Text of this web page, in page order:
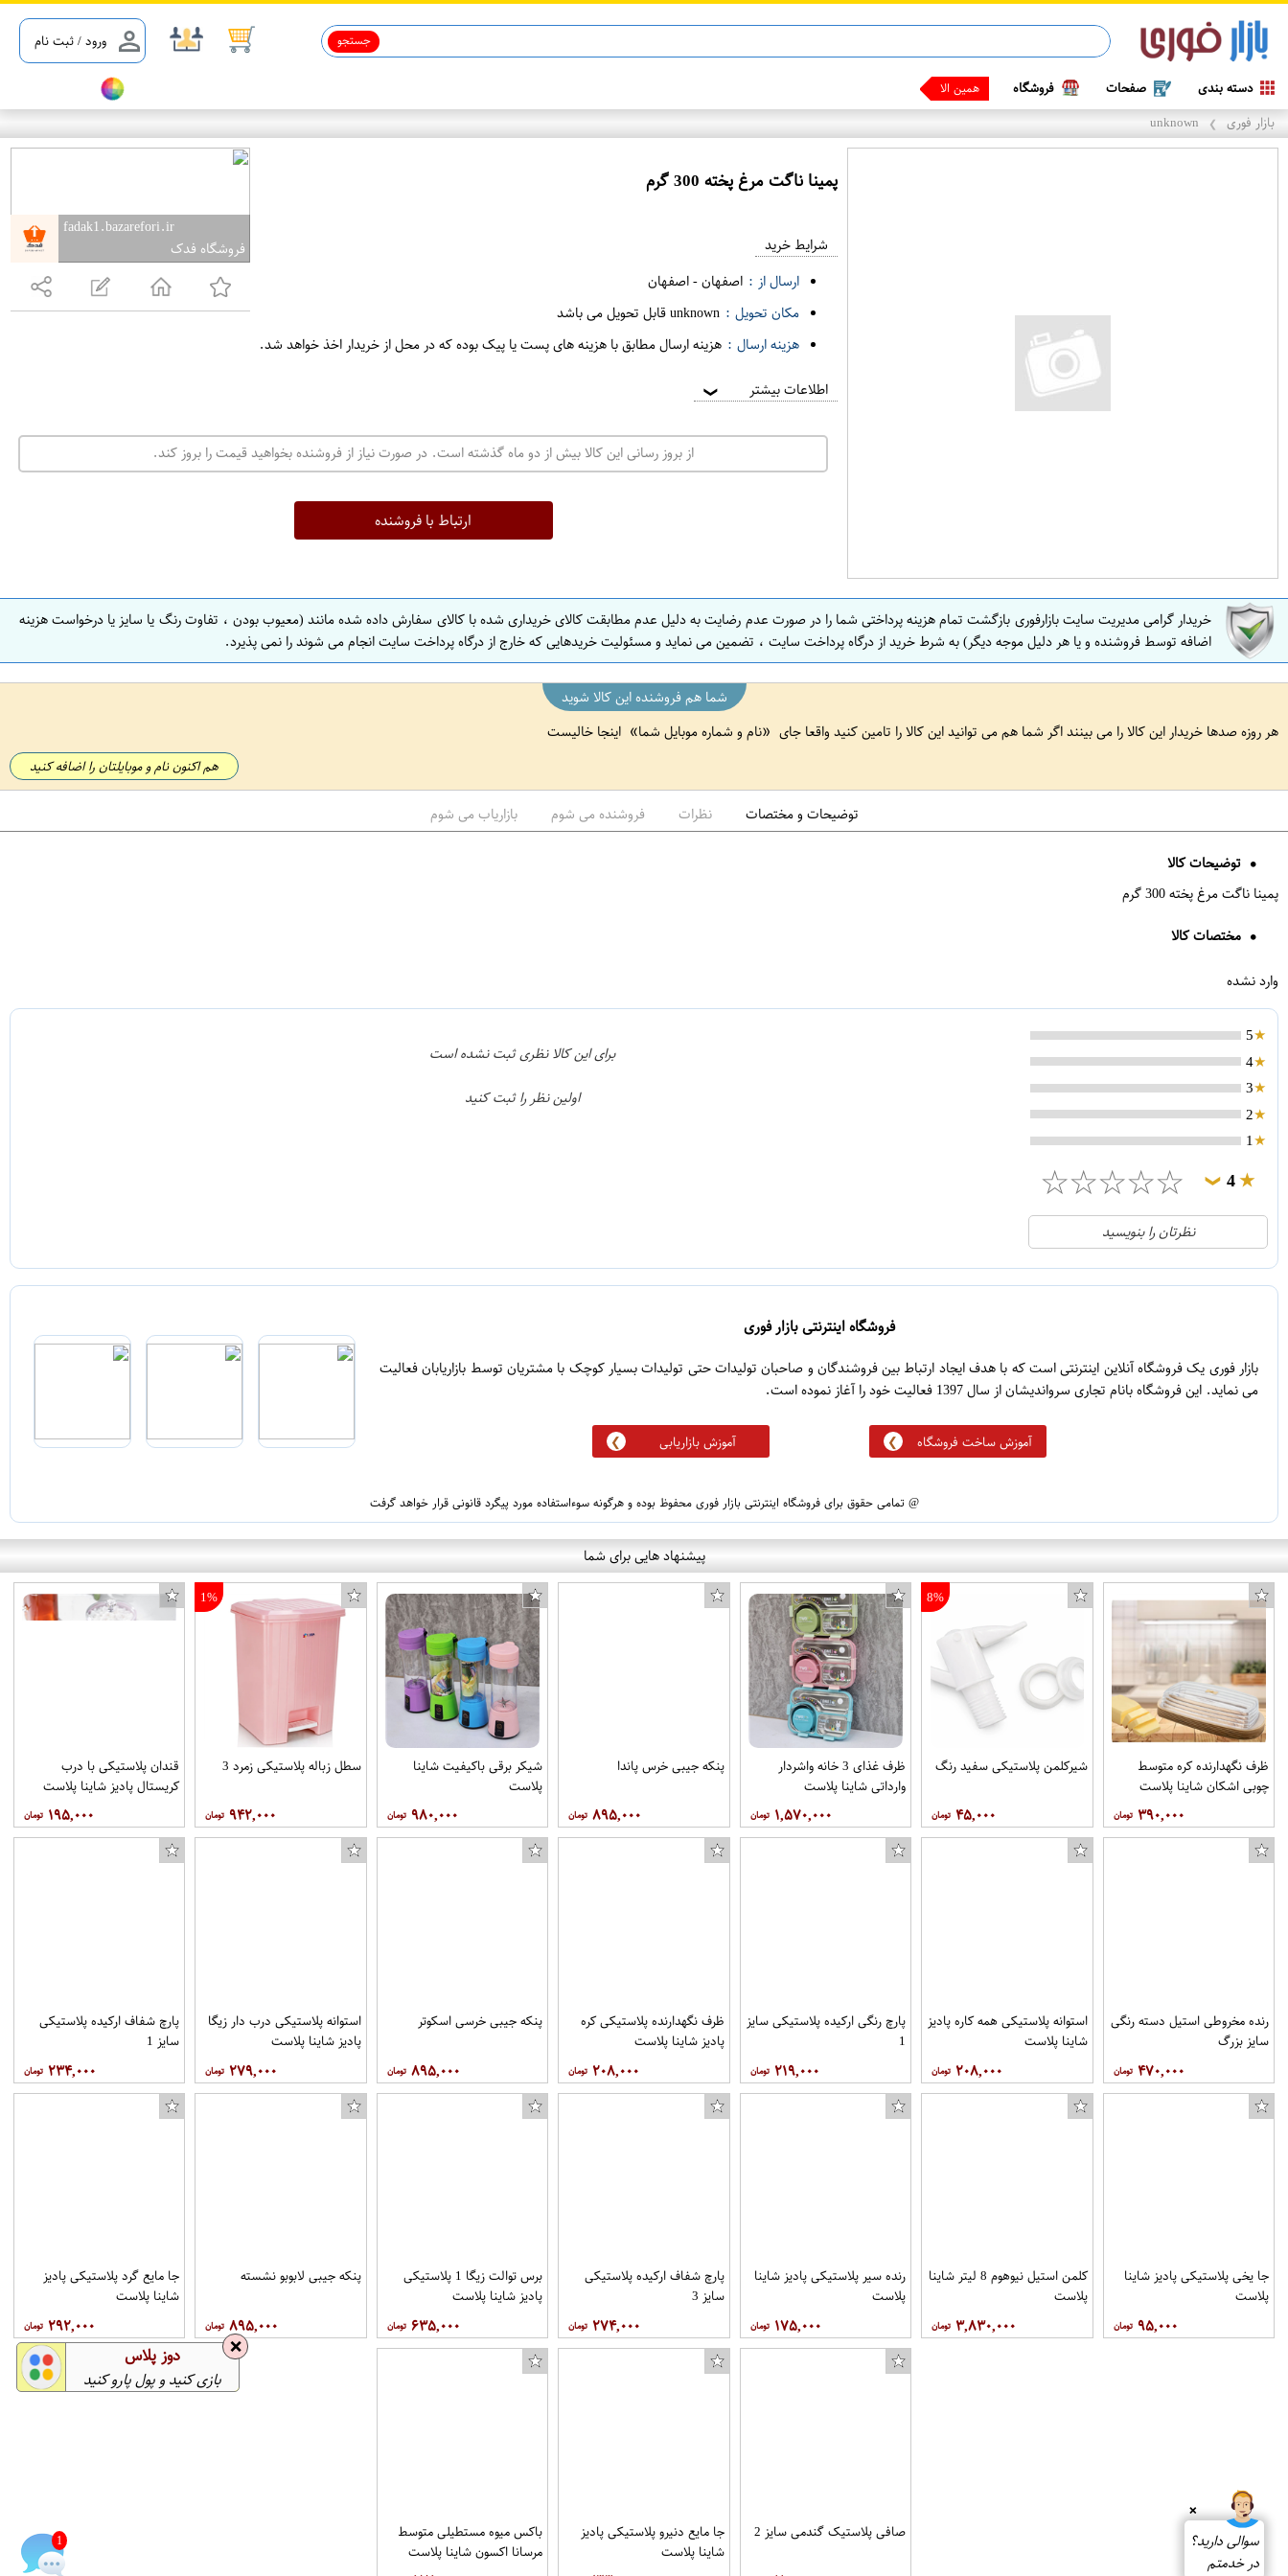
ورود / ثبت نام جستجو
دسته بندی صفحات فروشگاه همین الان وقتشه
بازار فوری ❯
unknown
fadak1.bazarefori.ir
فروشگاه فدک
پمينا ناگت مرغ پخته 300 گرم
ف
ر
ت
ه
ص
ف
ه
ا
ن
ا
ف
ه
شرایط خرید
ارسال از : اصفهان-اصفهان
مکان تحویل : unknown قابل تحویل می باشد
هزینه ارسال : هزینه ارسال مطابق با هزینه های پست یا پیک بوده که در محل از خریدار اخذ خواهد شد.
اطلاعات بیشتر ❯
از بروز رسانی این کالا بیش از دو ماه گذشته است. در صورت نیاز از فروشنده بخواهید قیمت را بروز کند.
ارتباط با فروشنده
خریدار گرامی مدیریت سایت بازارفوری بازگشت تمام هزینه پرداختی شما را در صورت عدم رضایت به دلیل عدم مطابقت کالای خریداری شده با کالای سفارش داده شده مانند (معیوب بودن ، تفاوت رنگ یا سایز یا درخواست هزینه
اضافه توسط فروشنده و یا هر دلیل موجه دیگر) به شرط خرید از درگاه پرداخت سایت ، تضمین می نماید و مسئولیت خریدهایی که خارج از درگاه پرداخت سایت انجام می شوند را نمی پذیرد.
شما هم فروشنده این کالا شوید
هر روزه صدها خریدار این کالا را می بینند اگر شما هم می توانید این کالا را تامین کنید واقعا جای
نام و شماره موبایل شما اینجا خالیست
هم اکنون نام و موبایلتان را اضافه کنید
توضیحات و مختصات نظرات فروشنده می شوم بازاریاب می شوم
توضیحات کالا
پمینا ناگت مرغ پخته 300 گرم
مختصات کالا
وارد نشده
5
4
3
2
1
4
❯
☆
☆
☆
☆
☆
0
3
0
1
0
نظرتان را بنویسید
برای این کالا نظری ثبت نشده است
اولین نظر را ثبت کنید
فروشگاه اینترنتی بازار فوری
بازار فوری یک فروشگاه آنلاین اینترنتی است که با هدف ایجاد ارتباط بین فروشندگان و صاحبان تولیدات حتی تولیدات بسیار کوچک با مشتریان توسط بازاریابان فعالیت
می نماید. این فروشگاه بانام تجاری سرواندیشان از سال 1397 فعالیت خود را آغاز نموده است.
آموزش ساخت فروشگاه آموزش بازاریابی
@ تمامی حقوق برای فروشگاه اینترنتی بازار فوری محفوظ بوده و هرگونه سوءاستفاده مورد پیگرد قانونی قرار خواهد گرفت
پیشنهاد هایی برای شما
ظرف نگهدارنده کره متوسط
چوبی اشکان شاینا پلاست
۳۹۰,۰۰۰
8%
شیرکلمن پلاستیکی سفید رنگ
۴۵,۰۰۰
ظرف غذای 3 خانه واشردار
وارداتی شاینا پلاست
۱,۵۷۰,۰۰۰
پنکه جیبی خرس پاندا
۸۹۵,۰۰۰
شیکر برقی باکیفیت شاینا
پلاست
۹۸۰,۰۰۰
1%
سطل زباله پلاستیکی زمرد 3
۹۴۲,۰۰۰
قندان پلاستیکی با درب
کریستال پادیز شاینا پلاست
۱۹۵,۰۰۰
رنده مخروطی استیل دسته رنگی
سایز بزرگ
۴۷۰,۰۰۰
استوانه پلاستیکی همه کاره پادیز
شاینا پلاست
۲۰۸,۰۰۰
پارچ رنگی ارکیده پلاستیکی سایز
1
۲۱۹,۰۰۰
ظرف نگهدارنده پلاستیکی کره
پادیز شاینا پلاست
۲۰۸,۰۰۰
پنکه جیبی خرسی اسکوتر
۸۹۵,۰۰۰
استوانه پلاستیکی درب دار زیگا
پادیز شاینا پلاست
۲۷۹,۰۰۰
پارچ شفاف ارکیده پلاستیکی
سایز 1
۲۳۴,۰۰۰
جا یخی پلاستیکی پادیز شاینا
پلاست
۹۵,۰۰۰
کلمن استیل نیوهوم 8 لیتر شاینا
پلاست
۳,۸۳۰,۰۰۰
رنده سیر پلاستیکی پادیز شاینا
پلاست
۱۷۵,۰۰۰
پارچ شفاف ارکیده پلاستیکی
سایز 3
۲۷۴,۰۰۰
برس توالت زیگا 1 پلاستیکی
پادیز شاینا پلاست
۶۳۵,۰۰۰
پنکه جیبی لابوبو نشسته
۸۹۵,۰۰۰
جا مایع گرد پلاستیکی پادیز
شاینا پلاست
۲۹۲,۰۰۰
صافی پلاستیک گندمی سایز 2
جا مایع دنیرو پلاستیکی پادیز
شاینا پلاست
باکس میوه مستطیلی متوسط
مرسانا اکسون شاینا پلاست
❌
سوالی دارید؟
در خدمتم
1
❌ دوز پلاس
بازی کنید و پول پارو کنید